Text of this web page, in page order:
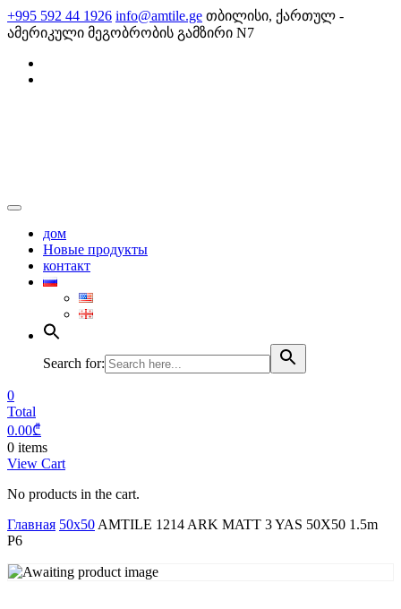
Skip
to
content
+995 592 44 1926 info@amtile.ge თბილისი, ქართულ -
ამერიკული მეგობრობის გამზირი N7
дом
Новые продукты
контакт
Search for:
0
Total
0.00₾
0 items
View Cart
No products in the cart.
Главная 50x50 AMTILE 1214 ARK MATT 3 YAS 50X50 1.5m
P6